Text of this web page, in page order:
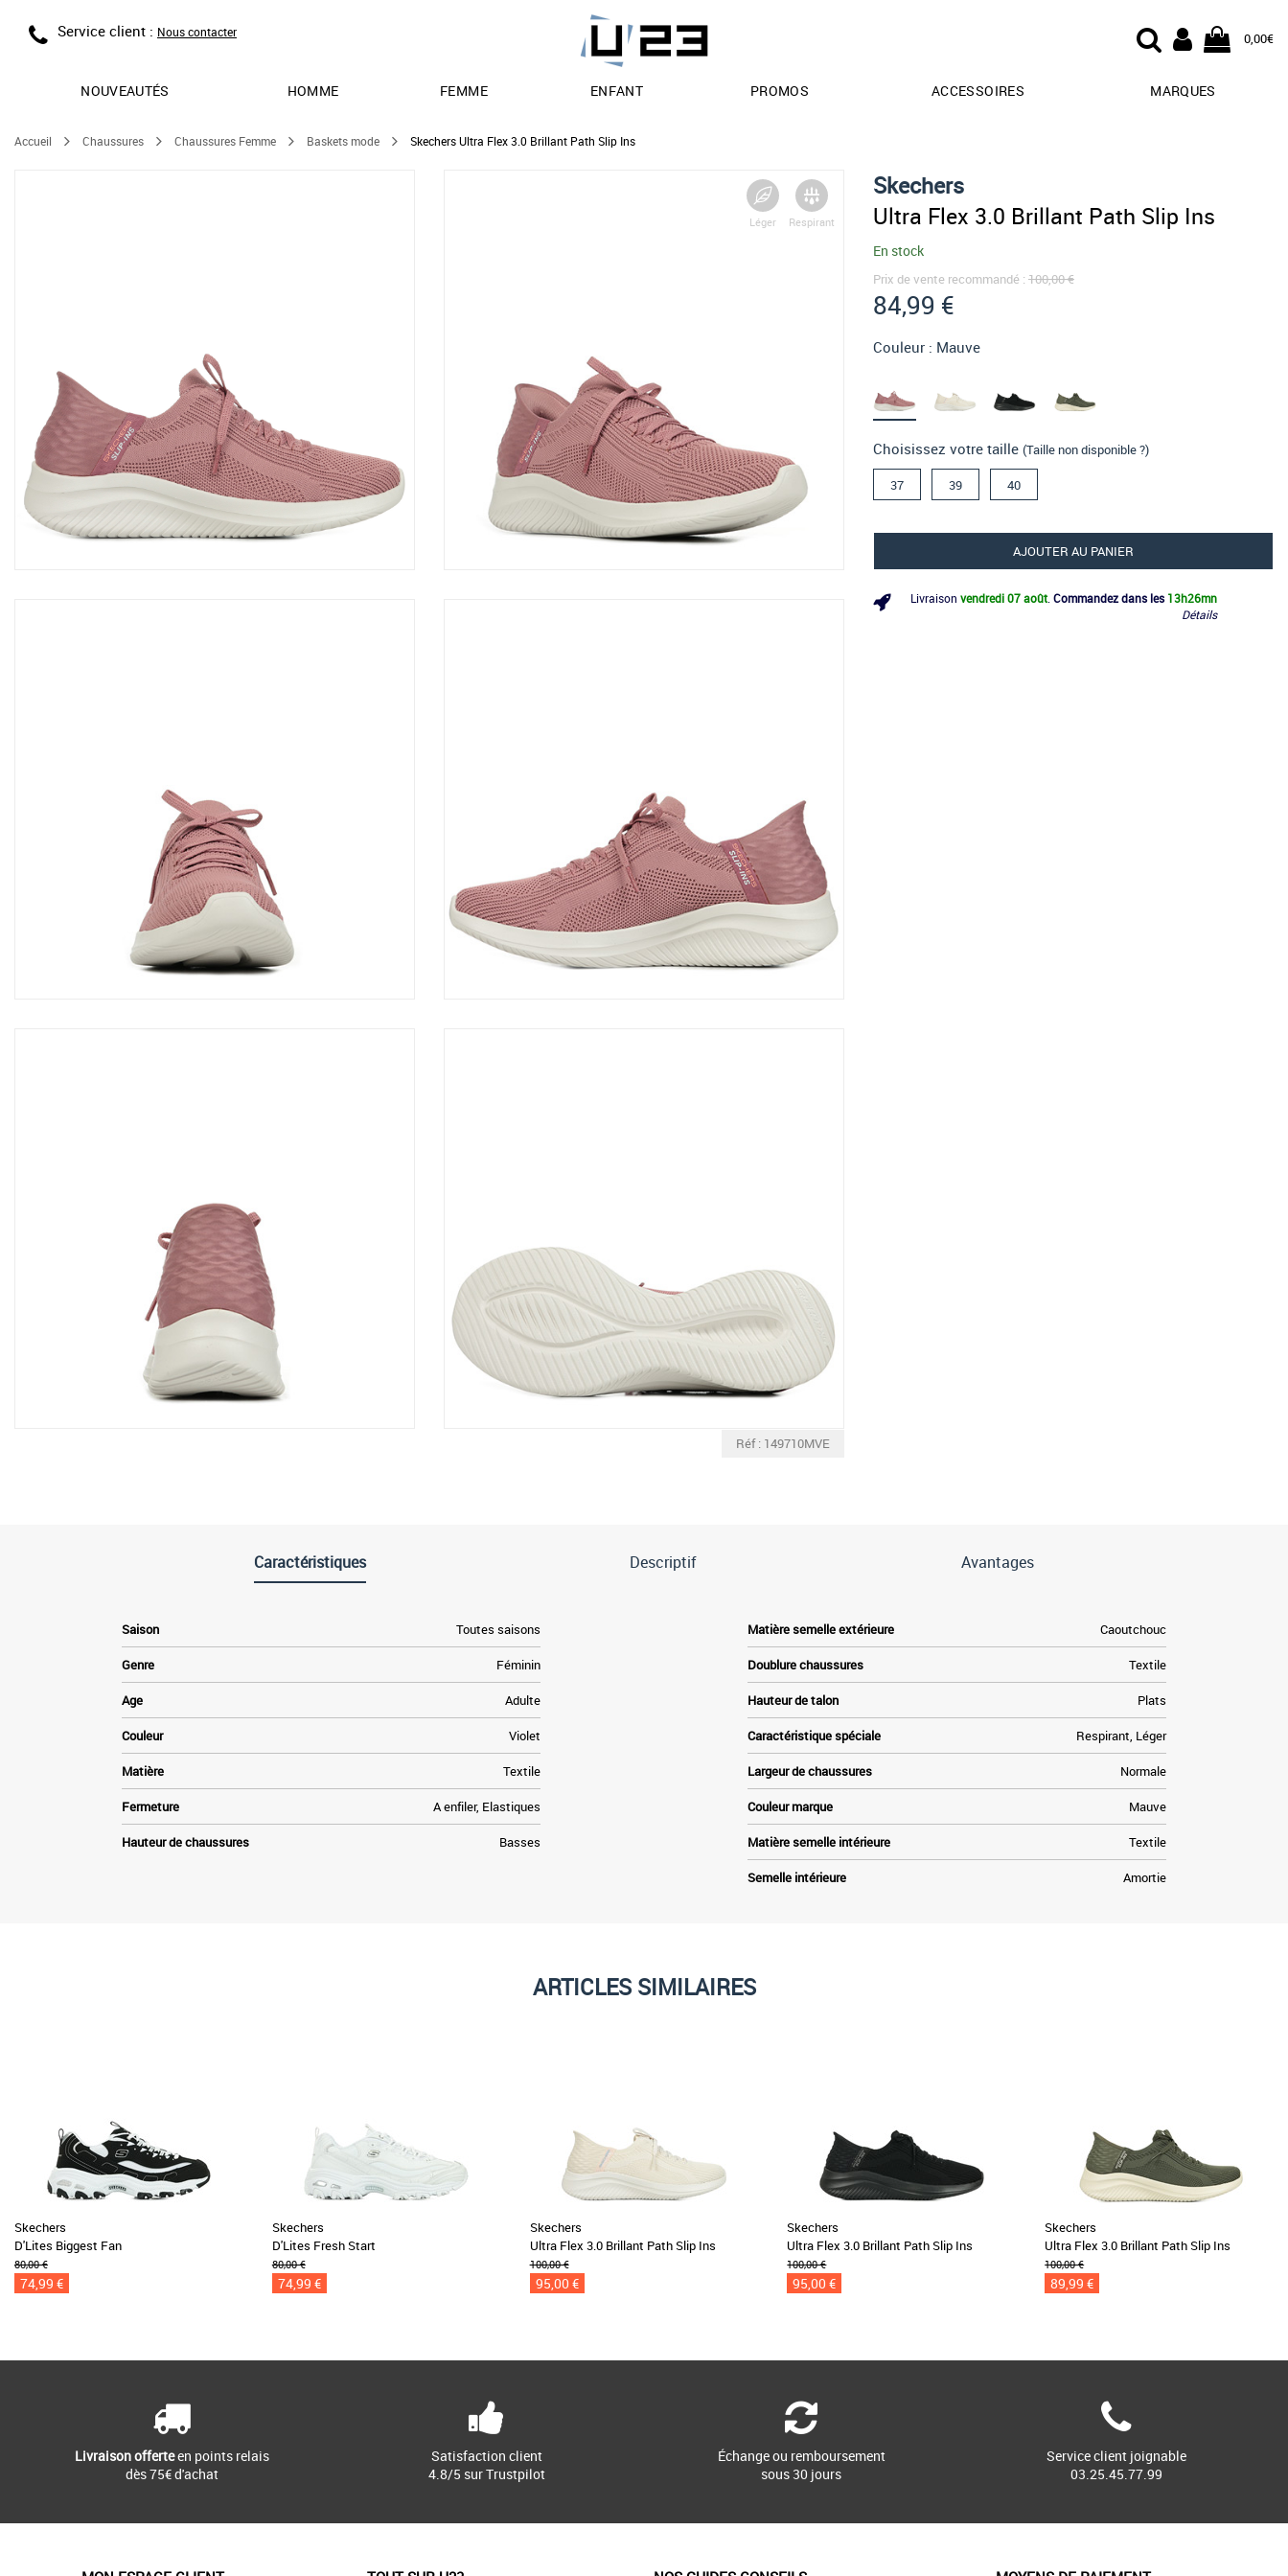
Service client : Nous contacter 0,00€
NOUVEAUTÉS HOMME FEMME ENFANT PROMOS ACCESSOIRES MARQUES
Accueil Chaussures Chaussures Femme Baskets mode Skechers Ultra Flex 3.0 Brillant Path Slip Ins
Léger Respirant
Réf : 149710MVE
Skechers
Ultra Flex 3.0 Brillant Path Slip Ins
En stock
Prix de vente recommandé : 100,00 €
84,99 €
Couleur : Mauve
Choisissez votre taille (Taille non disponible ?)
37 39 40
AJOUTER AU PANIER
Livraison vendredi 07 août Commandez dans les 13h26mn
Détails
Caractéristiques Descriptif Avantages
Saison Toutes saisons
Genre Féminin
Age Adulte
Couleur Violet
Matière Textile
Fermeture A enfiler, Elastiques
Hauteur de chaussures Basses
Matière semelle extérieure Caoutchouc
Doublure chaussures Textile
Hauteur de talon Plats
Caractéristique spéciale Respirant, Léger
Largeur de chaussures Normale
Couleur marque Mauve
Matière semelle intérieure Textile
Semelle intérieure Amortie
ARTICLES SIMILAIRES
Skechers
D'Lites Biggest Fan
80,00 €
74,99 €
Skechers
D'Lites Fresh Start
80,00 €
74,99 €
Skechers
Ultra Flex 3.0 Brillant Path Slip Ins
100,00 €
95,00 €
Skechers
Ultra Flex 3.0 Brillant Path Slip Ins
100,00 €
95,00 €
Skechers
Ultra Flex 3.0 Brillant Path Slip Ins
100,00 €
89,99 €
Livraison offerteen points relais
dès 75€ d'achat
Satisfaction client
4.8/5 sur Trustpilot
Échange ou remboursement
sous 30 jours
Service client joignable
03.25.45.77.99